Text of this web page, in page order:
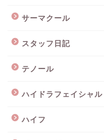
サーマクール
スタッフ日記
テノール
ハイドラフェイシャル
ハイフ